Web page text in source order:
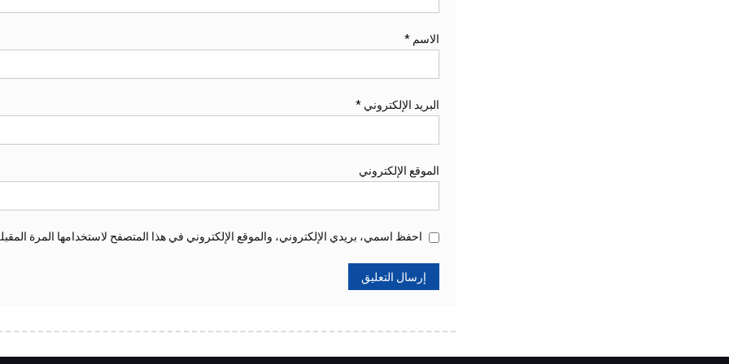
الاسم *
البريد الإلكتروني *
الموقع الإلكتروني
احفظ اسمي، بريدي الإلكتروني، والموقع الإلكتروني في هذا المتصفح لاستخدامها المرة